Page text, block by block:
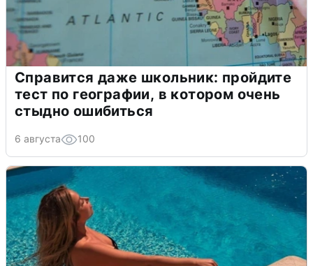
Справится даже школьник: пройдите
тест по географии, в котором очень
стыдно ошибиться
6 августа 100